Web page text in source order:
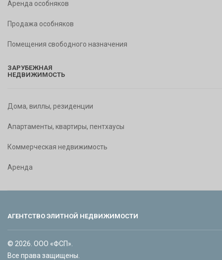
Аренда особняков
Продажа особняков
Помещения свободного назначения
ЗАРУБЕЖНАЯ
НЕДВИЖИМОСТЬ
Дома, виллы, резиденции
Апартаменты, квартиры, пентхаусы
Коммерческая недвижимость
Аренда
АГЕНТСТВО ЭЛИТНОЙ НЕДВИЖИМОСТИ
© 2026. ООО «ФСП».
Все права защищены.